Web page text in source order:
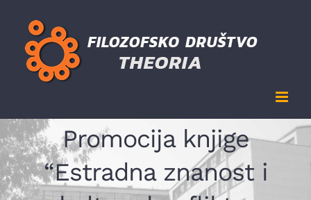
content
Promocija knjige
“Estradna znanost i